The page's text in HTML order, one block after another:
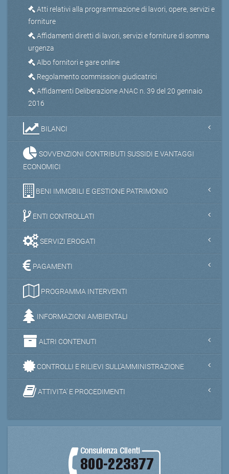
Atti relativi alla programmazione di lavori, opere, servizi e
forniture
Affidamenti diretti di lavori, servizi e forniture di somma
urgenza
Albo fornitori e gare online
Regolamento commissioni giudicatrici
Affidamenti Deliberazione ANAC n. 39 del 20 gennaio
2016
BILANCI
SOVVENZIONI CONTRIBUTI SUSSIDI E VANTAGGI
ECONOMICI
BENI IMMOBILI E GESTIONE PATRIMONIO
ENTI CONTROLLATI
SERVIZI EROGATI
PAGAMENTI
PROGRAMMA INTERVENTI
INFORMAZIONI AMBIENTALI
ALTRI CONTENUTI
CONTROLLI E RILIEVI SULL'AMMINISTRAZIONE
ATTIVITA' E PROCEDIMENTI